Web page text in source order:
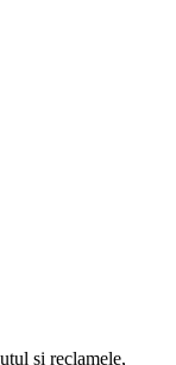
și reclamele,